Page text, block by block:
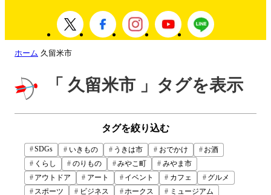
ホーム 久留米市
「 久留米市 」タグを表示
タグを絞り込む
SDGs いきもの うきは市 おでかけ
お酒
くらし
のりもの みやこ町
みやま市
アウトドア
アート イベント カフェ
グルメ
スポーツ
ビジネス ホークス
ミュージアム